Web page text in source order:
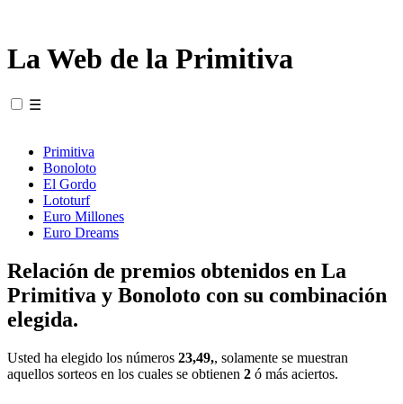
La Web de la Primitiva
☰
Primitiva
Bonoloto
El Gordo
Lototurf
Euro Millones
Euro Dreams
Relación de premios obtenidos en La
Primitiva y Bonoloto con su combinación
elegida.
Usted ha elegido los números 23,49,, solamente se muestran
aquellos sorteos en los cuales se obtienen 2 ó más aciertos.